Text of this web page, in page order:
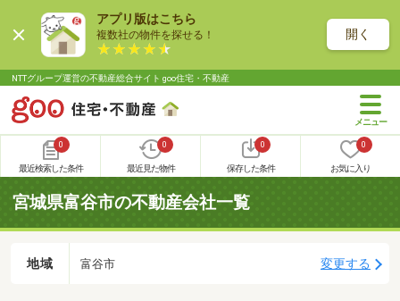
アプリ版はこちら
複数社の物件を探せる！ 開く
NTTグループ運営の不動産総合サイト goo住宅・不動産
0
最近検索した条件
0
最近見た物件
0
保存した条件
0
お気に入り
宮城県富谷市の不動産会社一覧
地域 富谷市 変更する